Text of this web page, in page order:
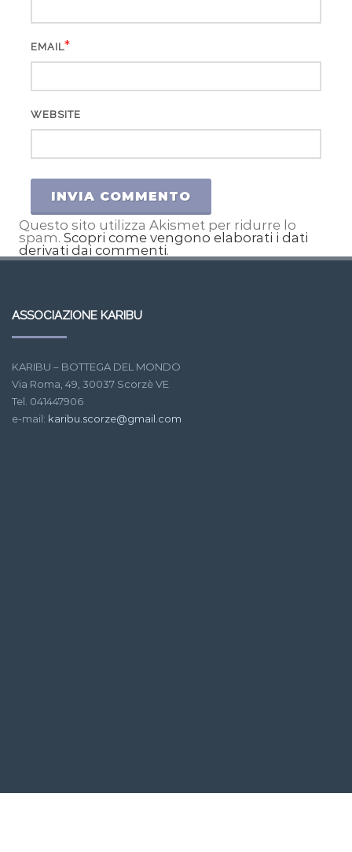
EMAIL*
WEBSITE
Questo sito utilizza Akismet per ridurre lo
spam. Scopri come vengono elaborati i dati
derivati dai commenti.
ASSOCIAZIONE KARIBU
KARIBU – BOTTEGA DEL MONDO
Via Roma, 49, 30037 Scorzè VE
Tel. 041447906
e-mail: karibu.scorze@gmail.com